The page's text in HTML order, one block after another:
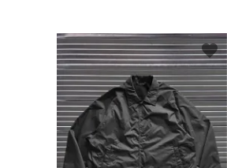
favorite